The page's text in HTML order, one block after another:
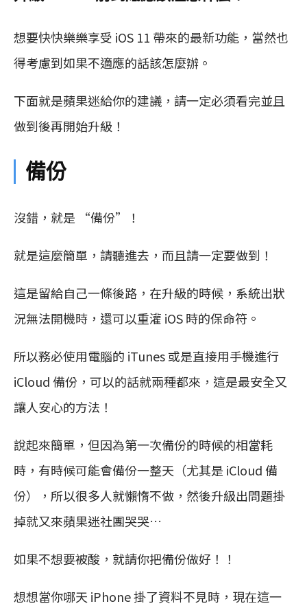
想要快快樂樂享受 iOS 11 帶來的最新功能，當然也
得考慮到如果不適應的話該怎麼辦。
下面就是蘋果迷給你的建議，請一定必須看完並且
做到後再開始升級！
備份
沒錯，就是 “備份”！
就是這麼簡單，請聽進去，而且請一定要做到！
這是留給自己一條後路，在升級的時候，系統出狀
況無法開機時，還可以重灌 iOS 時的保命符。
所以務必使用電腦的 iTunes 或是直接用手機進行
iCloud 備份，可以的話就兩種都來，這是最安全又
讓人安心的方法！
說起來簡單，但因為第一次備份的時候的相當耗
時，有時候可能會備份一整天（尤其是 iCloud 備
份），所以很多人就懶惰不做，然後升級出問題掛
掉就又來蘋果迷社團哭哭…
如果不想要被酸，就請你把備份做好！！
想想當你哪天 iPhone 掛了資料不見時，現在這一